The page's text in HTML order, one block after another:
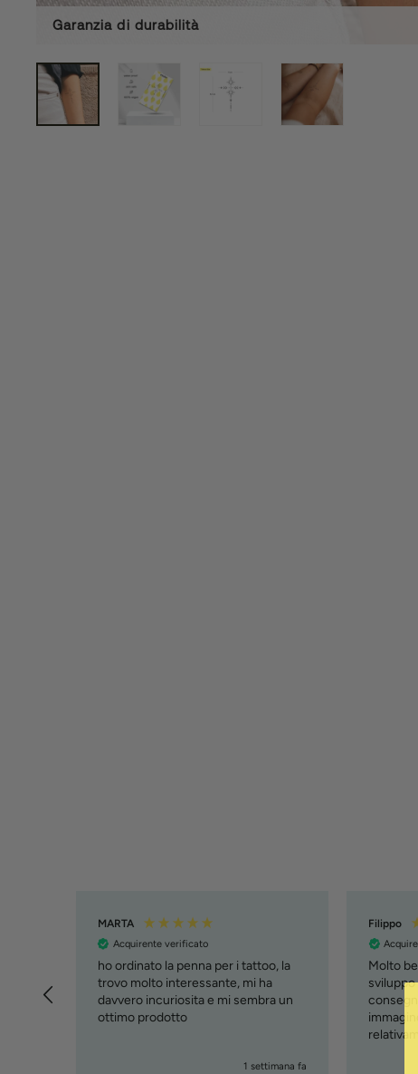
Garanzia di durabilità
MARTA
Acquirente verificato
ho ordinato la penna per i tattoo, la
trovo molto interessante, mi ha
davvero incuriosita e mi sembra un
ottimo prodotto
1 settimana fa
Filippo
Molto
sviluppo
(